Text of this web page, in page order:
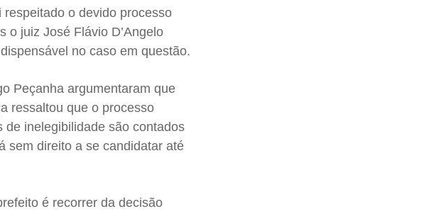
o devido processo
o juiz José Flávio D’Angelo
no caso em questão.
Peçanha argumentaram que
ressaltou que o processo
inelegibilidade são contados
sem direito a se candidatar até
é recorrer da decisão